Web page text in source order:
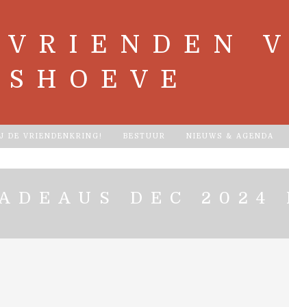
DE VRIENDENKRING! BESTUUR NIEUWS & AGENDA
DEC 2024